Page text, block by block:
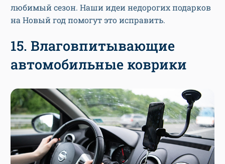
любимый сезон. Наши идеи недорогих подарков
на Новый год помогут это исправить.
15. Влаговпитывающие
автомобильные коврики